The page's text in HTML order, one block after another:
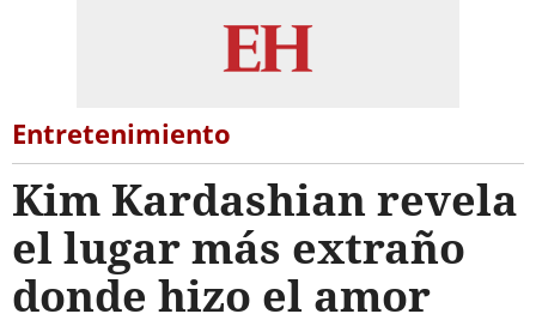
Entretenimiento
Kim Kardashian revela
el lugar más extraño
donde hizo el amor